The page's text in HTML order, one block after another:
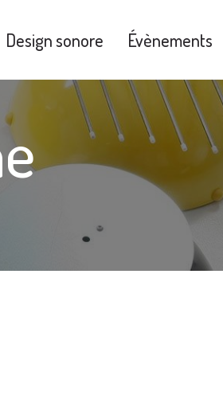
Design sonore Évènements